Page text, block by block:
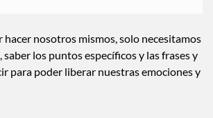
hacer nosotros mismos, solo necesitamos
saber los puntos específicos y las frases y
para poder liberar nuestras emociones y